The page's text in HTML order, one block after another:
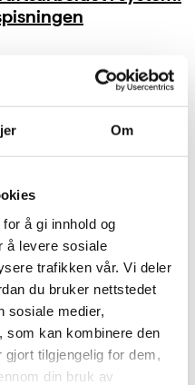
Om
å gi innhold og
å levere sosiale
trafikken vår. Vi deler
du bruker nettstedet
sosiale medier,
som kan kombinere den
tilgjengelig for dem,
din bruk av